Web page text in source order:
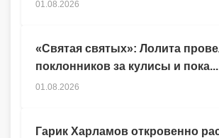
Гарик Харламов откровенно
01.08.2026
«Святая святых»: Лолита
поклонников за кулисы и пока...
01.08.2026